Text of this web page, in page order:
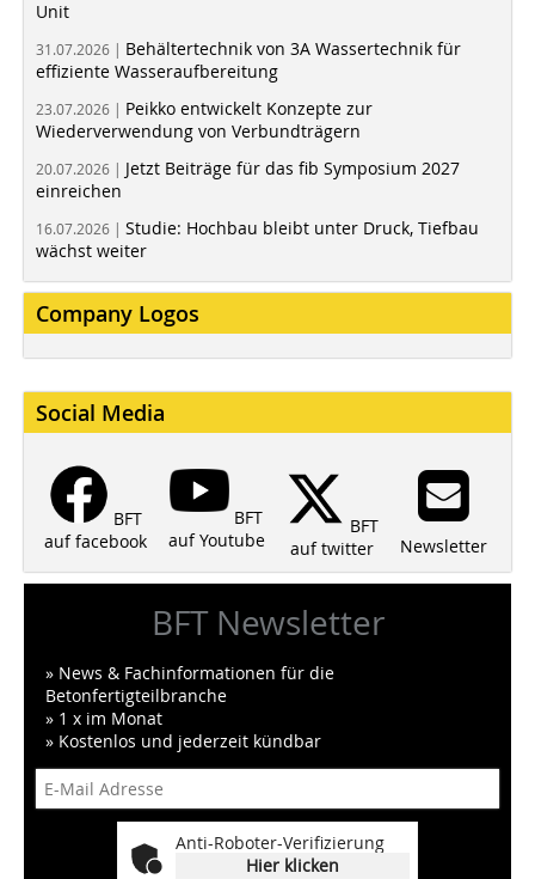
Unit
31.07.2026 | Behältertechnik von 3A Wassertechnik für
effiziente Wasseraufbereitung
23.07.2026 | Peikko entwickelt Konzepte zur
Wiederverwendung von Verbundträgern
20.07.2026 | Jetzt Beiträge für das fib Symposium 2027
einreichen
16.07.2026 | Studie: Hochbau bleibt unter Druck, Tiefbau
wächst weiter
Company Logos
Social Media
BFT
auf facebook
BFT
auf Youtube
BFT
auf twitter
Newsletter
BFT Newsletter
» News & Fachinformationen für die
Betonfertigteilbranche
» 1 x im Monat
» Kostenlos und jederzeit kündbar
Anti-Roboter-Verifizierung
Hier klicken